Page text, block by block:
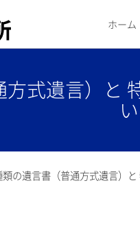
ホーム
式遺言）と
の遺言書（普通方式遺言）